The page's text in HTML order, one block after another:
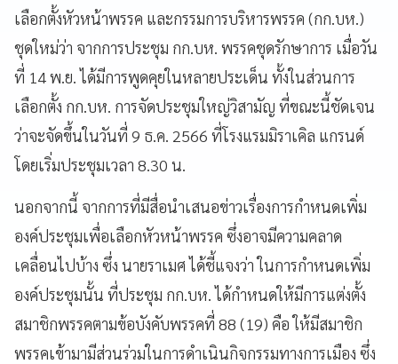
เลือกตั้งหัวหน้าพรรค และกรรมการบริหารพรรค (กก.บห.)
ชุดใหม่ว่า จากการประชุม กก.บห. พรรคชุดรักษาการ เมื่อวัน
ที่ 14 พ.ย. ได้มีการพูดคุยในหลายประเด็น ทั้งในส่วนการ
เลือกตั้ง กก.บห. การจัดประชุมใหญ่วิสามัญ ที่ขณะนี้ชัดเจน
ว่าจะจัดขึ้นในวันที่ 9 ธ.ค. 2566 ที่โรงแรมมิราเคิล แกรนด์
โดยเริ่มประชุมเวลา 8.30 น.
นอกจากนี้ จากการที่มีสื่อนำเสนอข่าวเรื่องการกำหนดเพิ่ม
องค์ประชุมเพื่อเลือกหัวหน้าพรรค ซึ่งอาจมีความคลาด
เคลื่อนไปบ้าง ซึ่ง นายราเมศ ได้ชี้แจงว่า ในการกำหนดเพิ่ม
องค์ประชุมนั้น ที่ประชุม กก.บห. ได้กำหนดให้มีการแต่งตั้ง
สมาชิกพรรคตามข้อบังคับพรรคที่ 88 (19) คือ ให้มีสมาชิก
พรรคเข้ามามีส่วนร่วมในการดำเนินกิจกรรมทางการเมือง ซึ่ง